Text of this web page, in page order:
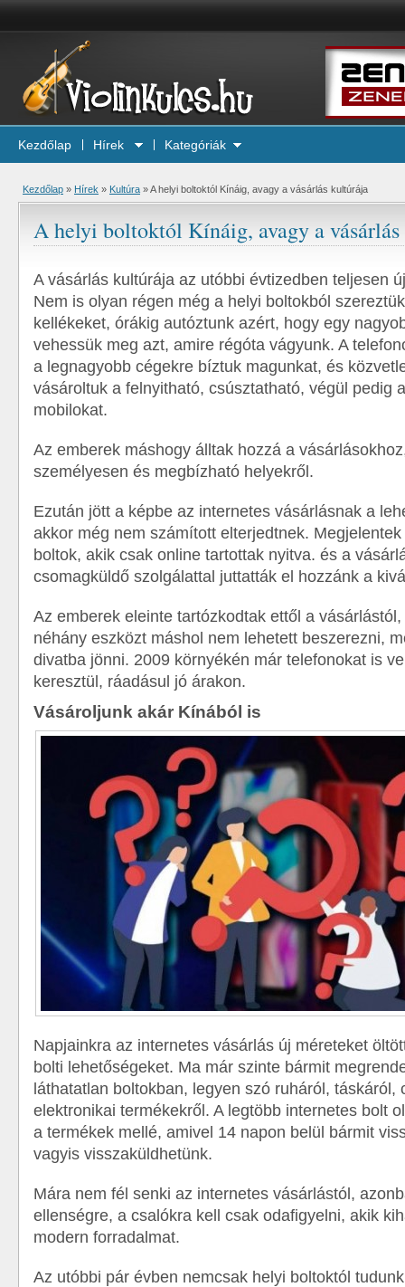
Kezdőlap Hírek Kategóriák
Kezdőlap » Hírek » Kultúra »A helyi boltoktól Kínáig, avagy a vásárlás kultúrája
A helyi boltoktól Kínáig, avagy a
A vásárlás kultúrája az utóbbi évtizedben teljesen
Nem is olyan régen még a helyi boltokból
kellékeket, órákig autóztunk azért, hogy egy
vehessük meg azt, amire régóta vágyunk. A
a legnagyobb cégekre bíztuk magunkat, és
vásároltuk a felnyitható, csúsztatható, végül pedig
mobilokat.
Az emberek máshogy álltak hozzá a
személyesen és megbízható helyekről.
Ezután jött a képbe az internetes vásárlásnak a
akkor még nem számított elterjedtnek.
boltok, akik csak online tartottak nyitva. és a
csomagküldő szolgálattal juttatták el hozzánk a
Az emberek eleinte tartózkodtak ettől a
néhány eszközt máshol nem lehetett beszerezni,
divatba jönni. 2009 környékén már telefonokat is
keresztül, ráadásul jó árakon.
Vásároljunk akár Kínából is
Napjainkra az internetes vásárlás új méreteket
bolti lehetőségeket. Ma már szinte bármit
láthatatlan boltokban, legyen szó ruháról, táskáról,
elektronikai termékekről. A legtöbb internetes bolt
a termékek mellé, amivel 14 napon belül bármit
vagyis visszaküldhetünk.
Mára nem fél senki az internetes vásárlástól,
ellenségre, a csalókra kell csak odafigyelni, akik
modern forradalmat.
Az utóbbi pár évben nemcsak helyi boltoktól